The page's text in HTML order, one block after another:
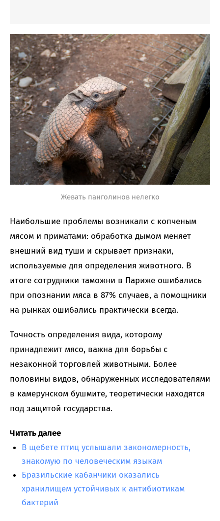
Жевать панголинов нелегко
Наибольшие проблемы возникали с копченым
мясом и приматами: обработка дымом меняет
внешний вид туши и скрывает признаки,
используемые для определения животного. В
итоге сотрудники таможни в Париже ошибались
при опознании мяса в 87% случаев, а помощники
на рынках ошибались практически всегда.
Точность определения вида, которому
принадлежит мясо, важна для борьбы с
незаконной торговлей животными. Более
половины видов, обнаруженных исследователями
в камерунском бушмите, теоретически находятся
под защитой государства.
Читать далее
В щебете птиц услышали закономерность,
знакомую по человеческим языкам
Бразильские кабанчики оказались
хранилищем устойчивых к антибиотикам
бактерий